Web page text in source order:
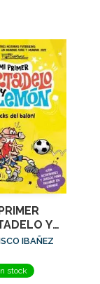
Y
CRACKS
IBAÑEZ
stock